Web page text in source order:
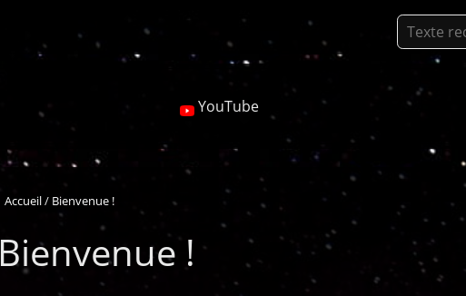
YouTube
Accueil Bienvenue !
Bienvenue !